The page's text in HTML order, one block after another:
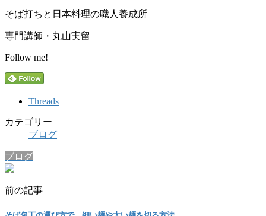
そば打ちと日本料理の職人養成所
専門講師・丸山実留
Follow me!
Threads
カテゴリー
ブログ
ブログ
前の記事